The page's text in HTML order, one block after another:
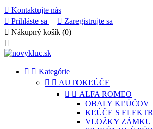
 Kontaktujte nás
 Prihláste sa  Zaregistrujte sa
 Nákupný košík (0)

  Kategórie
  AUTOKĽÚČE
  ALFA ROMEO
OBALY KĽÚČOV
KĽÚČE S
VLOŽKY ZÁMKU